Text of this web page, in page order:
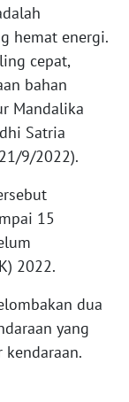
hemat energi.
cepat,
bahan
Mandalika
Satria
9/2022).
15
2022.
dua
yang